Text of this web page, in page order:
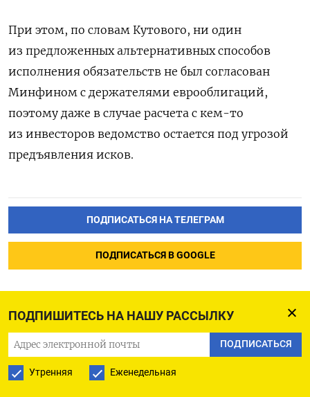
ПОДПИШИТЕСЬ НА НАШУ РАССЫЛКУ
ПОДПИСАТЬСЯ
Утренняя Еженедельная
При этом, по словам Кутового, ни один
из предложенных альтернативных способов
исполнения обязательств не был согласован
Минфином с держателями еврооблигаций,
поэтому даже в случае расчета с кем-то
из инвесторов ведомство остается под угрозой
предъявления исков.
ПОДПИСАТЬСЯ НА ТЕЛЕГРАМ
ПОДПИСАТЬСЯ В GOOGLE
Простой мощностей
первичной переработки